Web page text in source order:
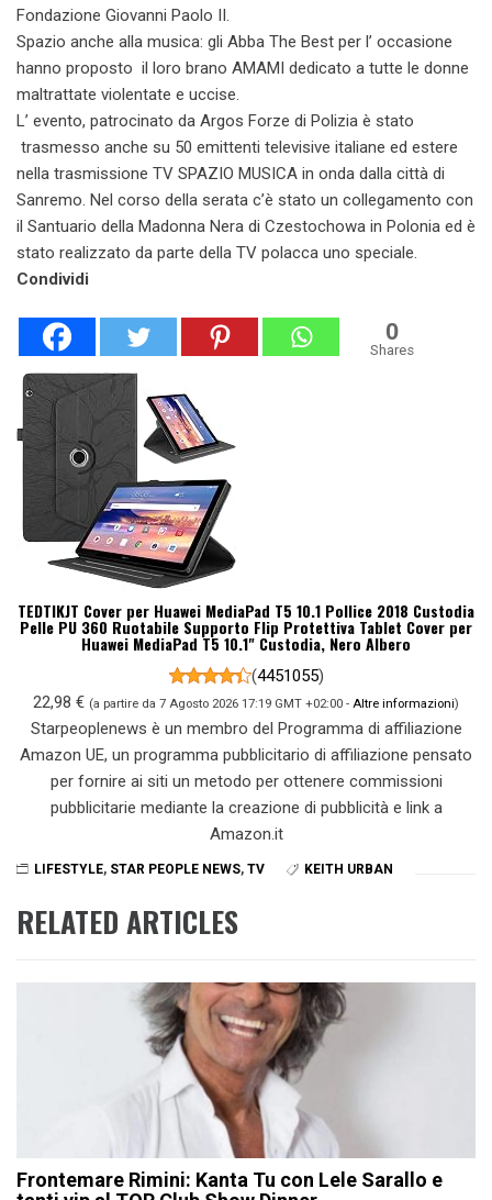
Fondazione Giovanni Paolo II.
Spazio anche alla musica: gli Abba The Best per l’ occasione
hanno proposto il loro brano AMAMI dedicato a tutte le donne
maltrattate violentate e uccise.
L’ evento, patrocinato da Argos Forze di Polizia è stato
trasmesso anche su 50 emittenti televisive italiane ed estere
nella trasmissione TV SPAZIO MUSICA in onda dalla città di
Sanremo. Nel corso della serata c’è stato un collegamento con
il Santuario della Madonna Nera di Czestochowa in Polonia ed è
stato realizzato da parte della TV polacca uno speciale.
Condividi
0
Shares
TEDTIKJT Cover per Huawei MediaPad T5 10.1 Pollice 2018 Custodia
Pelle PU 360 Ruotabile Supporto Flip Protettiva Tablet Cover per
Huawei MediaPad T5 10.1" Custodia, Nero Albero
(4451055)
22,98 € (a partire da 7 Agosto 2026 17:19 GMT +02:00 - Altre informazioni)
Starpeoplenews è un membro del Programma di affiliazione
Amazon UE, un programma pubblicitario di affiliazione pensato
per fornire ai siti un metodo per ottenere commissioni
pubblicitarie mediante la creazione di pubblicità e link a
Amazon.it
LIFESTYLE, STAR PEOPLE NEWS, TV KEITH URBAN
RELATED ARTICLES
Frontemare Rimini: Kanta Tu con Lele Sarallo e